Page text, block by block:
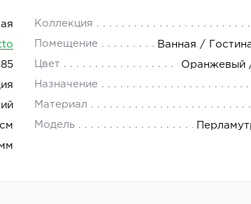
Коллекция
Помещение Ванная /
Цвет Оранжевый
Назначение
Материал
Модель
поверхностью бежевого цвета.
комментарий